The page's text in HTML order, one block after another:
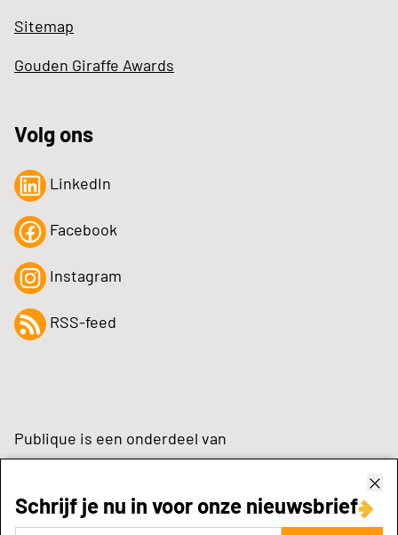
Schrijf je nu in voor onze nieuwsbrief
Sitemap
Gouden Giraffe Awards
Volg ons
LinkedIn
Facebook
Instagram
RSS-feed
Publique is een onderdeel van